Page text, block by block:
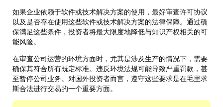
如果企业依赖于软件或技术解决方案的使用，最好审查许可协议
以及是否存在使用这些软件或技术解决方案的法律保障。通过确
保满足这些条件，投资者将最大限度地降低与知识产权相关的可
能风险。
在审查公司运营的环境方面时，尤其是涉及生产的情况下，需要
确保其符合所有既定标准。违反环境法规可能导致严重罚款，甚
至暂停公司业务。对国外投资者而言，遵守这些要求是在毛里求
斯合法进行交易的一个重要方面。